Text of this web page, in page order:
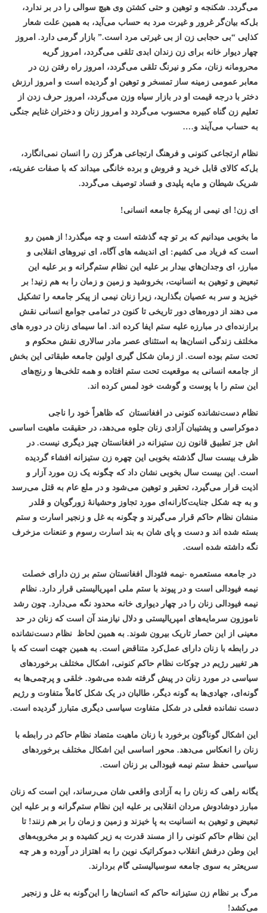
می‌گردد. شکنجه و توهین و حتی کشتن وی هیچ سوالی را در بر ندارد،
بل‌که بیان‌گر غرور و غیرت مرد به حساب می‌آید، به همین علت شعار
کذایی “بی حجابی زن از بی غیرتی مرد است.” بازار گرمی دارد. امروز
چهار دیوار خانه برای زن زندان ابدی تلقی می‌گردد، امروز گریه
محرومانه زنان، مکر و نیرنگ تلقی می‌گردد، امروز راه رفتن زن در
معابر عمومی زمینه ساز تمسخر و توهین او گردیده است و امروز ارزش
دختر با درجه قیمت او در بازار سیاه وزن می‌گردد، امروز حرف زدن از
تعلیم زن گناه کبیره محسوب می‌گردد و امروز زنان و دختران غنایم جنگی
به حساب می‌آیند و….
نظام ارتجاعی کنونی و فرهنگ ارتجاعی هرگز زن را انسان نمی‌انگارد،
بل‌که کالای قابل خريد و فروش و برده خانگی ميداند که با صفات عفريته،
شريک شيطان و مايه پليدی و فساد توصيف می‌گردد.
ای زن! ای نيمی از پيکرۀ جامعه انسانی!
ما بخوبی ميدانيم که بر تو چه گذشته است و چه ميگذرد! از همين رو
است که فرياد می کشيم: ای انديشه های آگاه، ای نیروهای انقلابی و
مبارز، ای وجدان‌هاي بیدار بر عليه این نظام ستم‌گرانه و بر علیه اين
تبعيض و توهين به انسانيت، بخروشيد و زمين و زمان را به هم زنيد! بر
خيزيد و سر به عصيان بگذاريد، زیرا زنان نیمی از پیکر جامعه را تشکیل
می دهند از دوره‌های دور تاریخی تا کنون در تمامی جوامع انسانی نقش
برازنده‌ای در مبارزه علیه ستم ایفا کرده اند. اما سیمای زنان در دوره های
مخلتف زندگی انسان‌ها به استثنای عصر مادر سالاری نقش محکوم و
تحت ستم بوده است. از زمان شکل گیری اولین جامعه طبقاتی این بخش
از جامعه انسانی به موقعیت تحت ستم افتاده و همه تلخی‌ها و رنج‌های
این ستم را با پوست و گوشت خود لمس کرده اند.
نظام دست‌نشانده کنونی در افغانستان که ظاهراً خود را ناجی
دموکراسی و پشتیبان آزادی زنان جلوه می‌دهد، در حقیقت ماهیت اساسی
اش جز تطبیق قانون زن ستیزانه در افغانستان چیز دیگری نیست. در
ظرف بیست سال گذشته بخوبی این چهره زن ستیزانه افشاء گردیده
است. این بیست سال بخوبی نشان داد که چگونه یک زن مورد آزار و
اذیت قرار می‌گیرد، تحقیر و توهین می‌شود و در ملع عام به قتل می‌رسد
و به چه شکل جنایت‌کارانه‌ای مورد تجاوز وحشیانۀ زورگویان و قلدر
منشان نظام حاکم قرار می‌گیرند و چگونه به غل و زنجیر اسارت و ستم
بسته شده اند و دست و پای شان به بند اسارت رسوم و عنعنات مزخرف
نگه داشته شده است.
در جامعه مستعمره -نیمه فئودال افغانستان ستم بر زن دارای خصلت
نیمه فیودالی است و در پیوند با ستم ملی امپریالیستی قرار دارد. نظام
نیمه فیودالی زنان را در چهار دیواری خانه محدود نگه می‌دارد. چون رشد
ناموزون سرمایه‌های امپریالیستی و دلال نیازمند آن است که زنان در حد
معینی از این حصار تاریک بیرون شوند. به همین لحاظ نظام دست‌نشانده
در رابطه با زنان دارای عمل‌کرد متناقض است. به همین جهت است که با
هر تغییر رژیم در چوکات نظام حاکم کنونی، اشکال مختلف برخوردهای
سیاسی در مورد زنان در پیش گرفته شده می‌شود. خلقی و پرچمی‌ها به
گونه‌ای، جهادی‌ها به گونه دیگر، طالبان در یک شکل کاملاً متفاوت و رژیم
دست نشانده فعلی در شکل متفاوت سیاسی دیگری متبارز گردیده است.
این اشکال گوناگون برخورد با زنان ماهیت متضاد نظام حاکم در رابطه با
زنان را انعکاس می‌دهد. محور اساسی این اشکال مختلف برخوردهای
سیاسی حفظ ستم نیمه فیودالی بر زنان است.
یگانه راهی که زنان را به آزادی واقعی شان می‌رساند، این است که زنان
مبارز دوشادوش مردان انقلابی بر عليه این نظام ستم‌گرانه و بر علیه اين
تبعيض و توهين به انسانيت به پا خیزند و زمين و زمان را بر هم زنند! تا
این نظام حاکم کنونی را از مسند قدرت به زیر کشیده و بر مخروبه‌های
این وطن درفش انقلاب دموکراتیک نوین را به اهتزاز در آورده و هر چه
سریعتر به سوی جامعه سوسیالیستی گام بردارند.
مرگ بر نظام زن ستیزانه حاکم که انسان‌ها را این‌گونه به غل و زنجیر
می‌کشد!